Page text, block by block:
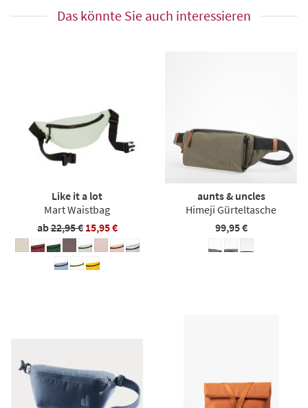
Das könnte Sie auch interessieren
Like it a lot
Mart Waistbag
ab22,95 € 15,95 €
aunts & uncles
Himeji Gürteltasche
99,95 €